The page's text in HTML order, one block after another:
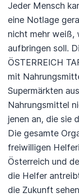
Jeder Mensch
eine Notlage
nicht mehr weiß,
aufbringen soll.
ÖSTERREICH
mit
Supermärkten
Nahrungsmittel
jenen an, die sie
Die gesamte
freiwilligen
Österreich und
die Helfer
die Zukunft